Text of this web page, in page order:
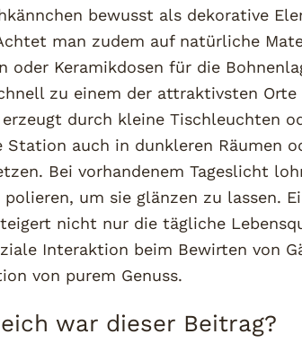
bewusst als dekorative
man zudem auf natürliche
oder Keramikdosen für die
zu einem der attraktivsten Orte
erzeugt durch kleine Tischleuchten
auch in dunkleren Räumen
Bei vorhandenem Tageslicht
um sie glänzen zu lassen.
nicht nur die tägliche
Interaktion beim Bewirten von
von purem Genuss.
war dieser Beitrag?